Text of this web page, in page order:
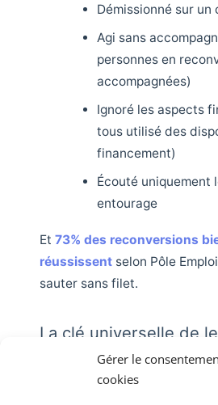
Gérer le
cookies
Démissionné sur
Agi sans
personnes en
accompagnées)
Ignoré les aspects
tous utilisé des
financement)
Écouté uniquement
entourage
Et 73% des reconversions
réussissentselon Pôle
sauter sans filet.
La clé universelle de
transformation